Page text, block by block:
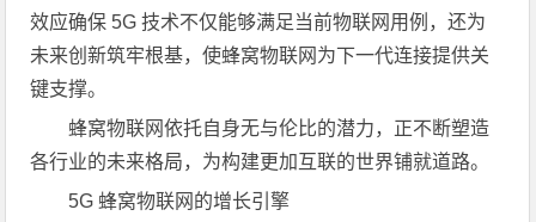
效应确保 5G 技术不仅能够满足当前物联网用例，还为
未来创新筑牢根基，使蜂窝物联网为下一代连接提供关
键支撑。
蜂窝物联网依托自身无与伦比的潜力，正不断塑造
各行业的未来格局，为构建更加互联的世界铺就道路。
5G 蜂窝物联网的增长引擎